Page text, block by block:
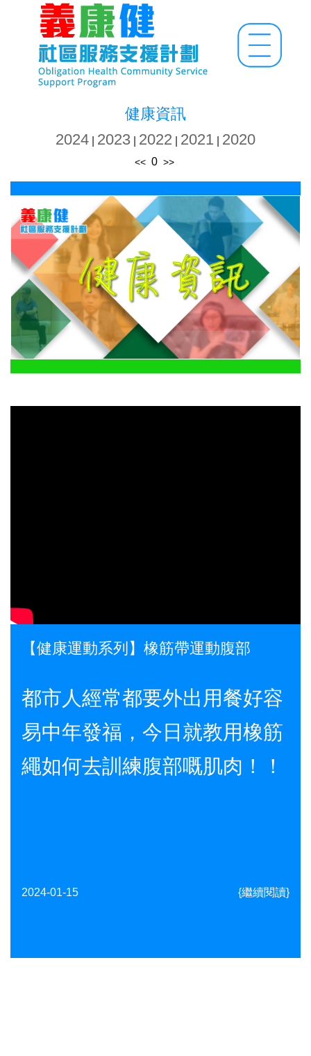
健康資訊
2024 2023 2022 2021 2020
<< 0 >>
【健康運動系列】橡筋帶運動腹部
都市人經常都要外出用餐好容
易中年發福，今日就教用橡筋
繩如何去訓練腹部嘅肌肉！！
2024-01-15 {繼續閱讀}